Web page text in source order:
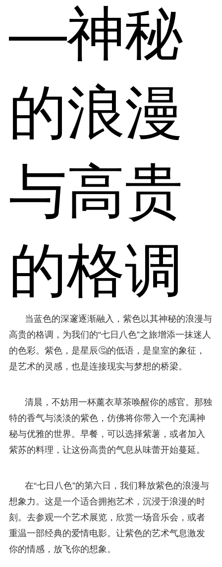
—神秘
的浪漫
与高贵
的格调
当蓝色的深邃逐渐融入，紫色以其神秘的浪漫与
高贵的格调，为我们的“七日八色”之旅增添一抹迷人
的色彩。紫色，是星辰🤔的低语，是皇室的象征，
是艺术的灵感，也是连接现实与梦想的桥梁。
清晨，不妨用一杯薰衣草茶唤醒你的感官。那独
特的香气与淡淡的紫色，仿佛将你带入一个充满神
秘与优雅的世界。早餐，可以选择紫薯，或者加入
紫苏的料理，让这份高贵的气息从味蕾开始蔓延。
在“七日八色”的第六日，我们释放紫色的浪漫与
想象力。这是一个适合拥抱艺术，沉浸于浪漫的时
刻。去参观一个艺术展览，欣赏一场音乐会，或者
重温一部经典的爱情电影。让紫色的艺术气息激发
你的情感，放飞你的想象。